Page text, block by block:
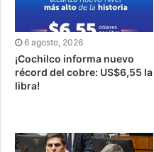
6 agosto, 2026
¡Cochilco informa nuevo
récord del cobre: US$6,55 la
libra!